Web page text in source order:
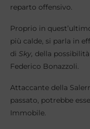
reparto offensivo.
Proprio in
più calde, si parla in
di Sky, della
Federico Bonazzoli.
Attaccante della
passato, potrebbe
Immobile.